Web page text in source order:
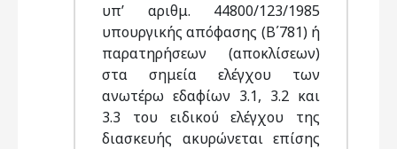
υπ’ αριθμ. 44800/123/1985
υπουργικής απόφασης (Β΄781) ή
παρατηρήσεων (αποκλίσεων)
στα σημεία ελέγχου των
ανωτέρω εδαφίων 3.1, 3.2 και
3.3 του ειδικού ελέγχου της
διασκευής ακυρώνεται επίσης